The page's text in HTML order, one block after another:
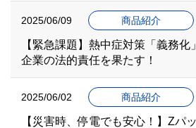
2025/06/09 商品紹介
【緊急課題】熱中症対策「義務
企業の法的責任を果たす！
2025/06/02 商品紹介
【災害時、停電でも安心！】Zパ